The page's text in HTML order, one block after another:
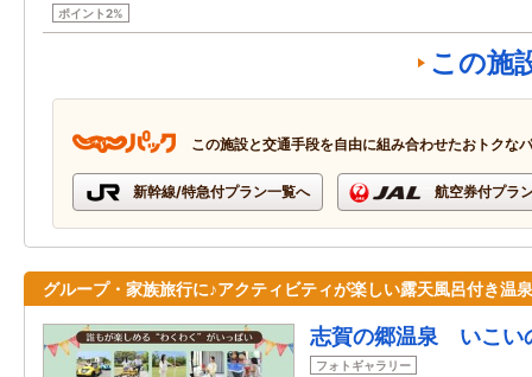
ポイント2%
この施
この施設と交通手段を自由に組み合わせたおトクな
新幹線/特急付プラン一覧へ 航空券付プラ
グループ・家族旅行に♪アクティビティが楽しい露天風呂付き温
志賀の郷温泉 いこ
フォトギャラリー